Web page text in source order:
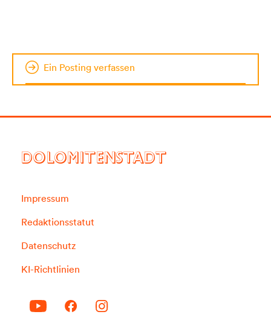
Ein Posting verfassen
DOLOMITENSTADT
Impressum
Redaktionsstatut
Datenschutz
KI-Richtlinien